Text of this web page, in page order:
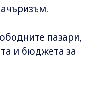
пазари,
и бюджета за